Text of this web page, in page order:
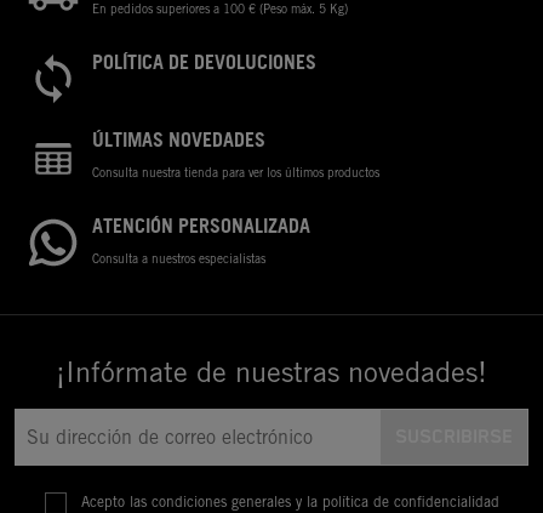
En pedidos superiores a 100 € (Peso máx. 5 Kg)
POLÍTICA DE DEVOLUCIONES
ÚLTIMAS NOVEDADES
Consulta nuestra tienda para ver los últimos productos
ATENCIÓN PERSONALIZADA
Consulta a nuestros especialistas
¡Infórmate de nuestras novedades!
Acepto las condiciones generales y la política de confidencialidad